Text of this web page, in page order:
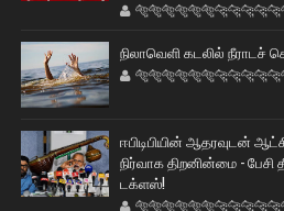
நிலாவெளி கடலில் நீராடச்
ஈபிடிபியின் ஆதரவுடன்
நிர்வாக திறனின்மை - பேசி
டக்ளஸ்!